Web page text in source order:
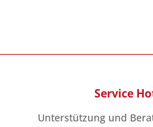
Service
Unterstützung und